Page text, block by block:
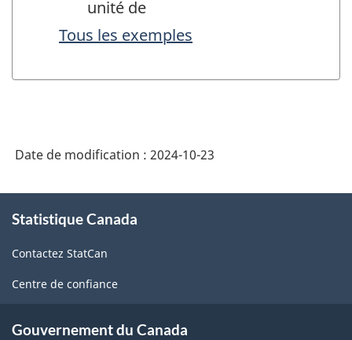
unité de
Tous les exemples
Date de modification : 2024-10-23
propos
ce
site
Statistique Canada
Contactez StatCan
Centre de confiance
Gouvernement du Canada